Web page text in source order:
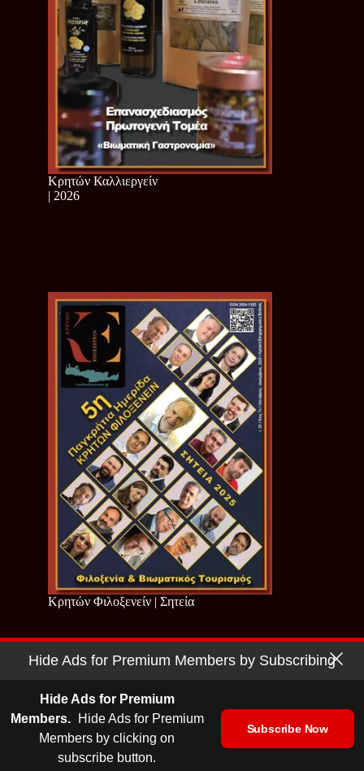
Κρητών Καλλιεργείν
| 2026
Κρητών Φιλοξενείν | Σητεία
Copyright © 2026 - Cretan Business | Κρητών Επιχειρείν
| Ταυτότητα | Media Kit
Hide Ads for Premium Members by Subscribing
Hide Ads for Premium
Members.
Hide Ads for Premium
Members by clicking on
subscribe button.
Subscribe Now